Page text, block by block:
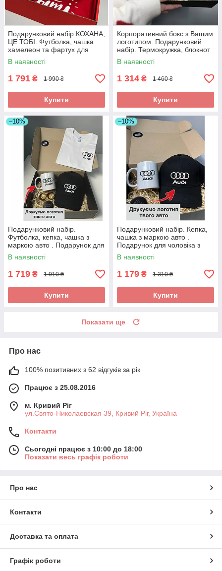
Подарунковий набір КОХАНА,
ЦЕ ТОБІ. Футболка, чашка
хамелеон та фартух для
найкращої дружини та мами.
В наявності
1 791 ₴ 1 990 ₴
Купити
Корпоративний бокс з Вашим
логотипом. Подарунковий
набір. Термокружка, блокнот
та ручка.
В наявності
1 314 ₴ 1 460 ₴
Купити
–10%
Подарунковий набір.
Футболка, кепка, чашка з
маркою авто . Подарунок для
чоловіка з логотипом
Audi(Ауді)
В наявності
1 719 ₴ 1 910 ₴
Купити
–10%
Подарунковий набір. Кепка,
чашка з маркою авто .
Подарунок для чоловіка з
логотипом Audi(Ауді)
В наявності
1 179 ₴ 1 310 ₴
Купити
Показати ще
Про нас
100% позитивних з 62 відгуків за рік
Працює з 25.08.2016
м. Кривий Ріг
ул.Свято-Николаевская 39, Кривий Ріг, Україна
Контакти
Сьогодні працює з 10:00 до 18:00
Показати весь графік роботи
Про нас
Контакти
Доставка та оплата
Графік роботи